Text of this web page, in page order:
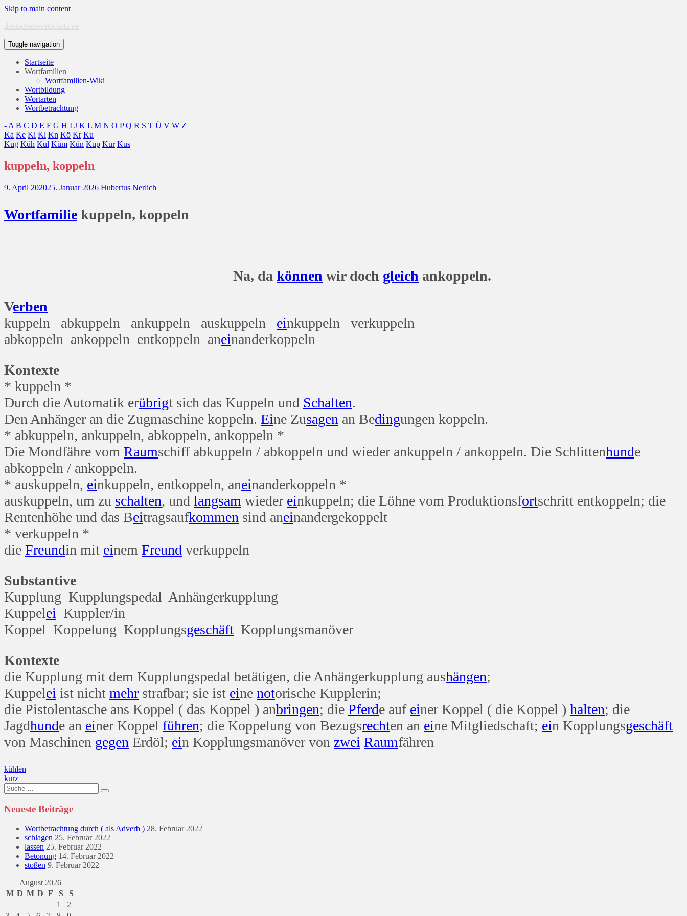
Skip to main content
deutscherwortschatz.de
Toggle navigation
Startseite
Wortfamilien
Wortfamilien-Wiki
Wortbildung
Wortarten
Wortbetrachtung
- A B C D E F G H I J K L M N O P Q R S T Ü V W Z
Ka Ke Ki Kl Kn Kö Kr Ku
Kug Küh Kul Küm Kün Kup Kur Kus
kuppeln, koppeln
9. April 202025. Januar 2026 Hubertus Nerlich
Wortfamilie kuppeln, koppeln
Na, da können wir doch gleich ankoppeln.
Verben
kuppeln abkuppeln ankuppeln auskuppeln einkuppeln verkuppeln
abkoppeln ankoppeln entkoppeln aneinanderkoppeln
Kontexte
* kuppeln *
Durch die Automatik erübrigt sich das Kuppeln und Schalten.
Den Anhänger an die Zugmaschine koppeln. Eine Zusagen an Bedingungen koppeln.
* abkuppeln, ankuppeln, abkoppeln, ankoppeln *
Die Mondfähre vom Raumschiff abkuppeln / abkoppeln und wieder ankuppeln / ankoppeln. Die Schlittenhunde
abkoppeln / ankoppeln.
* auskuppeln, einkuppeln, entkoppeln, aneinanderkoppeln *
auskuppeln, um zu schalten, und langsam wieder einkuppeln; die Löhne vom Produktionsfortschritt entkoppeln; die
Rentenhöhe und das Beitragsaufkommen sind aneinandergekoppelt
* verkuppeln *
die Freundin mit einem Freund verkuppeln
Substantive
Kupplung Kupplungspedal Anhängerkupplung
Kuppelei Kuppler/in
Koppel Koppelung Kopplungsgeschäft Kopplungsmanöver
Kontexte
die Kupplung mit dem Kupplungspedal betätigen, die Anhängerkupplung aushängen;
Kuppelei ist nicht mehr strafbar; sie ist eine notorische Kupplerin;
die Pistolentasche ans Koppel ( das Koppel ) anbringen; die Pferde auf einer Koppel ( die Koppel ) halten; die
Jagdhunde an einer Koppel führen; die Koppelung von Bezugsrechten an eine Mitgliedschaft; ein Kopplungsgeschäft
von Maschinen gegen Erdöl; ein Kopplungsmanöver von zwei Raumfähren
Beitragsnavigation
kühlen
kurz
Suche
nach:
Neueste Beiträge
Wortbetrachtung durch ( als Adverb ) 28. Februar 2022
schlagen 25. Februar 2022
lassen 25. Februar 2022
Betonung 14. Februar 2022
stoßen 9. Februar 2022
August 2026
M D M D F S
S
1
2